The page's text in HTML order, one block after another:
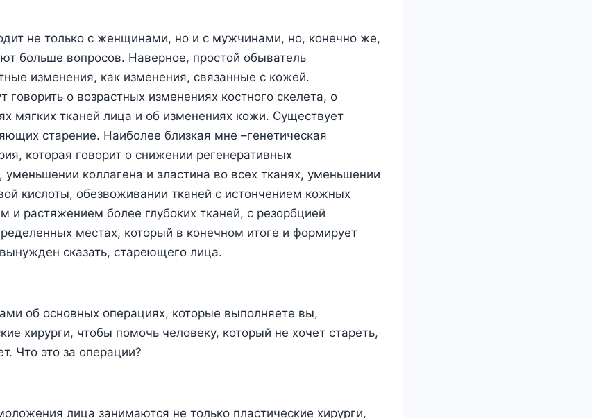
не только с женщинами, но и с мужчинами, но, конечно же,
больше вопросов. Наверное, простой обыватель
изменения, как изменения, связанные с кожей.
о возрастных изменениях костного скелета, о
мягких тканей лица и об изменениях кожи. Существует
старение. Наиболее близкая мне –генетическая
которая говорит о снижении регенеративных
уменьшении коллагена и эластина во всех тканях, уменьшении
кислоты, обезвоживании тканей с истончением кожных
и растяжением более глубоких тканей, с резорбцией
местах, который в конечном итоге и формирует
сказать, стареющего лица.
об основных операциях, которые выполняете вы,
хирурги, чтобы помочь человеку, который не хочет стареть,
Что это за операции?
лица занимаются не только пластические хирурги,